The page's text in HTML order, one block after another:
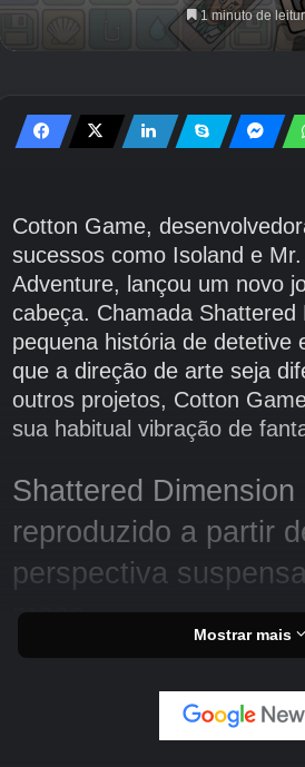
1 minuto de
Cotton Game,
sucessos como Isoland e
Adventure, lançou um novo
cabeça. Chamada Shattered
pequena história de detetive
que a direção de arte seja
outros projetos, Cotton
sua habitual vibração de
Shattered Dimension
reproduzido a partir
perspectiva
mesa
Você está preso em um
fronteiriço cheio de locais
interconectados. Num
Mostrar mais